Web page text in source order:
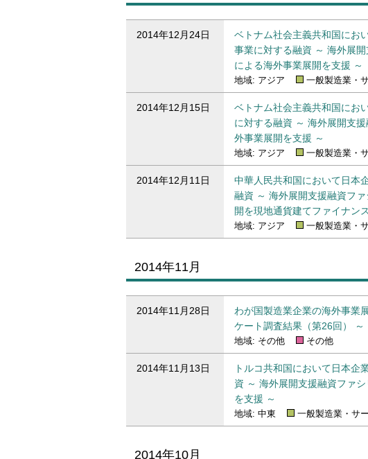
2014年12月のプレスリリース一覧
2014年12月24日
ベトナム社会主義共和国にお
事業に対する融資 ～ 海外展
による海外事業展開を支援 ～
地域: アジア 一般製造業・
2014年12月15日
ベトナム社会主義共和国にお
に対する融資 ～ 海外展開支
外事業展開を支援 ～
地域: アジア 一般製造業・
2014年12月11日
中華人民共和国において日本
融資 ～ 海外展開支援融資フ
開を現地通貨建てファイナン
地域: アジア 一般製造業・
2014年11月
2014年11月のプレスリリース一覧
2014年11月28日
わが国製造業企業の海外事業
ケート調査結果（第26回） ～
地域: その他 その他
2014年11月13日
トルコ共和国において日本企
資 ～ 海外展開支援融資ファ
を支援 ～
地域: 中東 一般製造業・サ
2014年10月